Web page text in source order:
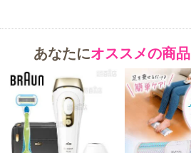
あなたにオススメの商品